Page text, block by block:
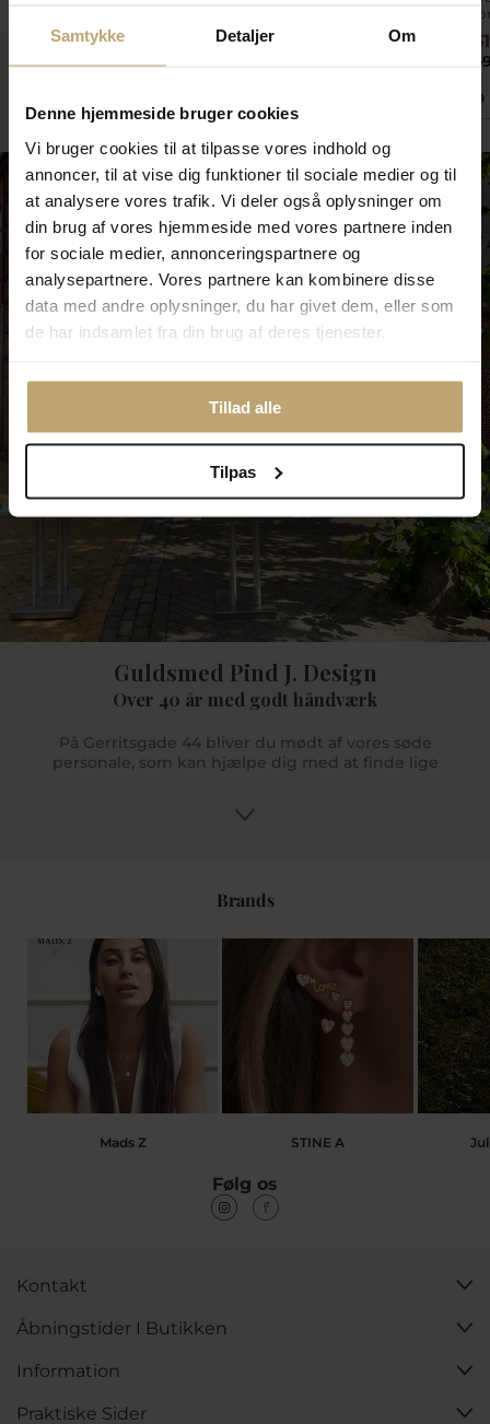
Samtykke Detaljer Om
Denne hjemmeside bruger cookies
Vi bruger cookies til at tilpasse vores indhold og
annoncer, til at vise dig funktioner til sociale medier og til
at analysere vores trafik. Vi deler også oplysninger om
din brug af vores hjemmeside med vores partnere inden
for sociale medier, annonceringspartnere og
analysepartnere. Vores partnere kan kombinere disse
data med andre oplysninger, du har givet dem, eller som
de har indsamlet fra din brug af deres tjenester.
Tillad alle
Tilpas
749,00 kr
599,20 kr 720,00 kr
Guldsmed Pind J. Design
Over 40 år med godt håndværk
På Gerritsgade 44 bliver du mødt af vores søde
personale, som kan hjælpe dig med at finde lige
dig med at bestille det hjem til dig hvis det er noget
Design eller online på www.pindj.dk.
Brands
Mads Z STINE A
Følg os
Kontakt
Åbningstider I Butikken
Information
Praktiske Sider